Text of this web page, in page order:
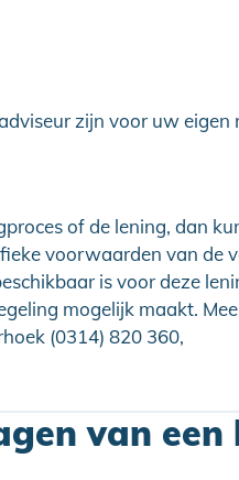
zijn voor uw eigen
of de lening, dan
voorwaarden van de
is voor deze
mogelijk maakt.
(0314) 820 360,
van een